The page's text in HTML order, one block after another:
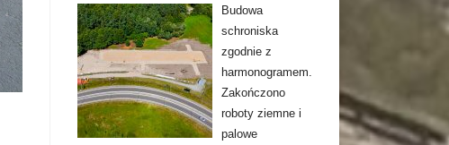
Budowa
schroniska
zgodnie z
harmonogramem.
Zakończono
roboty ziemne i
palowe